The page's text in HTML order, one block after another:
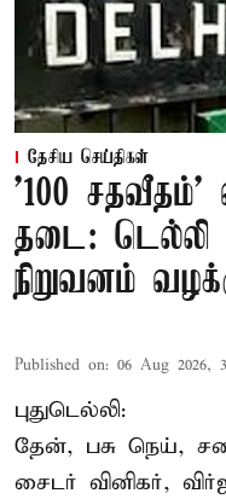
தேசிய செய்திகள்
'100 சதவீதம்'
தடை: டெல்லி
நிறுவனம்
Published on: 06 Aug 2026,
புதுடெல்லி:
தேன், பசு நெய்,
சைடர் வினிகர்,